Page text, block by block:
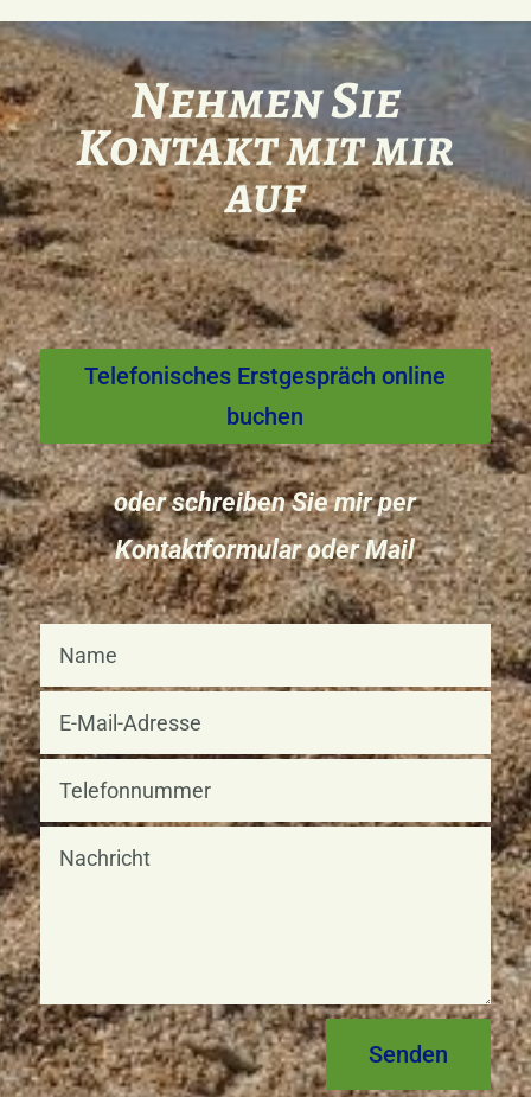
Nehmen Sie
Kontakt mit mir
auf
Telefonisches Erstgespräch online
buchen
oder schreiben Sie mir per
Kontaktformular oder Mail
Senden